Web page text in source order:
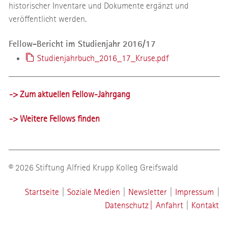
historischer Inven­tare und Dokumente ergänzt und
veröffentlicht werden.
Fellow-Bericht im Studienjahr 2016/17
Studienjahrbuch_2016_17_Kruse.pdf
-> Zum aktuellen Fellow-Jahrgang
-> Weitere Fellows finden
© 2026 Stiftung Alfried Krupp Kolleg Greifswald
Startseite Soziale Medien Newsletter Impressum
Datenschutz
Anfahrt Kontakt